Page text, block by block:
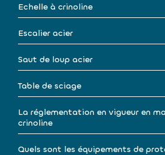
Echelle à crinoline
Escalier acier
Saut de loup acier
Table de sciage
La réglementation en vigueur en
crinoline
Quels sont les équipements de